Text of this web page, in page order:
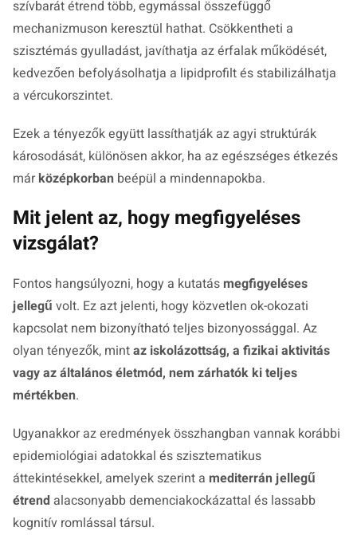
szívbarát étrend több, egymással összefüggő
mechanizmuson keresztül hathat. Csökkentheti a
szisztémás gyulladást, javíthatja az érfalak működését,
kedvezően befolyásolhatja a lipidprofilt és stabilizálhatja
a vércukorszintet.
Ezek a tényezők együtt lassíthatják az agyi struktúrák
károsodását, különösen akkor, ha az egészséges étkezés
márközépkorban beépül a mindennapokba.
Mit jelent az, hogy megfigyeléses
vizsgálat?
Fontos hangsúlyozni, hogy a kutatásmegfigyeléses
jellegű volt. Ez azt jelenti, hogy közvetlen ok-okozati
kapcsolat nem bizonyítható teljes bizonyossággal. Az
olyan tényezők, mintaz iskolázottság, a fizikai aktivitás
vagy az általános életmód, nem zárhatók ki teljes
mértékben.
Ugyanakkor az eredmények összhangban vannak korábbi
epidemiológiai adatokkal és szisztematikus
áttekintésekkel, amelyek szerint a mediterrán jellegű
étrend alacsonyabb demenciakockázattal és lassabb
kognitív romlással társul.